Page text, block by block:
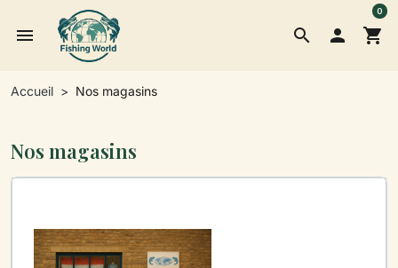
search
menu  shopping_cart
0
Accueil Nos magasins
Nos magasins